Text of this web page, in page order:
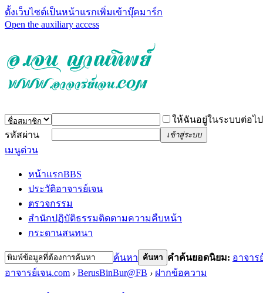
ตั้งเว็บไซต์เป็นหน้าแรกเพิ่มเข้าบุ๊คมาร์ก
Open the auxiliary access
ให้ฉันอยู่ในระบบต่อไป
รหัสผ่าน
เข้าสู่ระบบ
เมนูด่วน
หน้าแรกBBS
ประวัติอาจารย์เจน
ตรวจกรรม
สำนักปฏิบัติธรรมติดตามความคืบหน้า
กระดานสนทนา
ค้นหา ค้นหา คำค้นยอดนิยม: อาจาร
อาจารย์เจน.com › BerusBinBur@FB › ฝากข้อความ